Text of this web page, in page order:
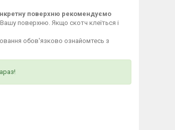
поверхню рекомендуємо
поверхню. Якщо скотч клеїться і
обов'язково ознайомтесь з